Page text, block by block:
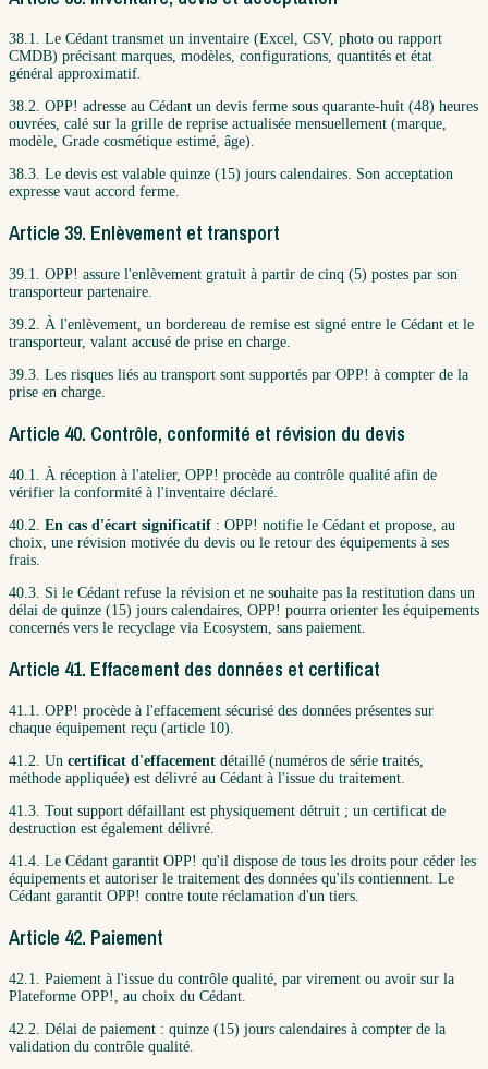
38.1. Le Cédant transmet un inventaire (Excel, CSV, photo ou rapport
CMDB) précisant marques, modèles, configurations, quantités et état
général approximatif.
38.2. OPP! adresse au Cédant un devis ferme sous quarante-huit (48) heures
ouvrées, calé sur la grille de reprise actualisée mensuellement (marque,
modèle, Grade cosmétique estimé, âge).
38.3. Le devis est valable quinze (15) jours calendaires. Son acceptation
expresse vaut accord ferme.
Article 39. Enlèvement et transport
39.1. OPP! assure l'enlèvement gratuit à partir de cinq (5) postes par son
transporteur partenaire.
39.2. À l'enlèvement, un bordereau de remise est signé entre le Cédant et le
transporteur, valant accusé de prise en charge.
39.3. Les risques liés au transport sont supportés par OPP! à compter de la
prise en charge.
Article 40. Contrôle, conformité et révision du devis
40.1. À réception à l'atelier, OPP! procède au contrôle qualité afin de
vérifier la conformité à l'inventaire déclaré.
40.2. En cas d'écart significatif : OPP! notifie le Cédant et propose, au
choix, une révision motivée du devis ou le retour des équipements à ses
frais.
40.3. Si le Cédant refuse la révision et ne souhaite pas la restitution dans un
délai de quinze (15) jours calendaires, OPP! pourra orienter les équipements
concernés vers le recyclage via Ecosystem, sans paiement.
Article 41. Effacement des données et certificat
41.1. OPP! procède à l'effacement sécurisé des données présentes sur
chaque équipement reçu (article 10).
41.2. Un certificat d'effacement détaillé (numéros de série traités,
méthode appliquée) est délivré au Cédant à l'issue du traitement.
41.3. Tout support défaillant est physiquement détruit ; un certificat de
destruction est également délivré.
41.4. Le Cédant garantit OPP! qu'il dispose de tous les droits pour céder les
équipements et autoriser le traitement des données qu'ils contiennent. Le
Cédant garantit OPP! contre toute réclamation d'un tiers.
Article 42. Paiement
42.1. Paiement à l'issue du contrôle qualité, par virement ou avoir sur la
Plateforme OPP!, au choix du Cédant.
42.2. Délai de paiement : quinze (15) jours calendaires à compter de la
validation du contrôle qualité.